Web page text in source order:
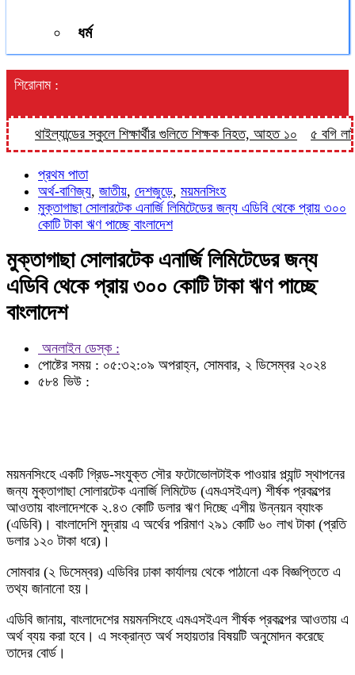
ধর্ম
শিরোনাম :
থাইল্যান্ডের স্কুলে শিক্ষার্থীর গুলিতে শিক্ষক নিহত, আহত ১০ ৫ বগি
প্রথম পাতা
অর্থ-বাণিজ্য, জাতীয়, দেশজুড়ে, ময়মনসিংহ
মুক্তাগাছা সোলারটেক এনার্জি লিমিটেডের জন্য এডিবি থেকে প্রায় ৩০০
কোটি টাকা ঋণ পাচ্ছে বাংলাদেশ
মুক্তাগাছা সোলারটেক এনার্জি লিমিটেডের জন্য
এডিবি থেকে প্রায় ৩০০ কোটি টাকা ঋণ পাচ্ছে
বাংলাদেশ
অনলাইন ডেস্ক :
পোষ্টের সময় : ০৫:৩২:০৯ অপরাহ্ন, সোমবার, ২ ডিসেম্বর ২০২৪
৫৮৪ ভিউ :
ময়মনসিংহে একটি গ্রিড-সংযুক্ত সৌর ফটোভোলটাইক পাওয়ার প্ল্যান্ট স্থাপনের
জন্য মুক্তাগাছা সোলারটেক এনার্জি লিমিটেড (এমএসইএল) শীর্ষক প্রকল্পের
আওতায় বাংলাদেশকে ২.৪৩ কোটি ডলার ঋণ দিচ্ছে এশীয় উন্নয়ন ব্যাংক
(এডিবি)। বাংলাদেশি মুদ্রায় এ অর্থের পরিমাণ ২৯১ কোটি ৬০ লাখ টাকা (প্রতি
ডলার ১২০ টাকা ধরে)।
সোমবার (২ ডিসেম্বর) এডিবির ঢাকা কার্যালয় থেকে পাঠানো এক বিজ্ঞপ্তিতে এ
তথ্য জানানো হয়।
এডিবি জানায়, বাংলাদেশের ময়মনসিংহে এমএসইএল শীর্ষক প্রকল্পের আওতায় এ
অর্থ ব্যয় করা হবে। এ সংক্রান্ত অর্থ সহায়তার বিষয়টি অনুমোদন করেছে
তাদের বোর্ড।